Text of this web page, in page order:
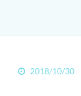
2018/10/30